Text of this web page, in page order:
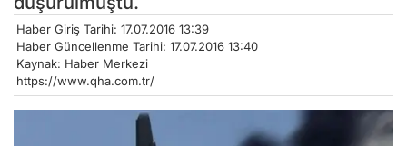
Haber Giriş Tarihi: 17.07.2016 13:39
Haber Güncellenme Tarihi: 17.07.2016 13:40
Kaynak: Haber Merkezi
https://www.qha.com.tr/